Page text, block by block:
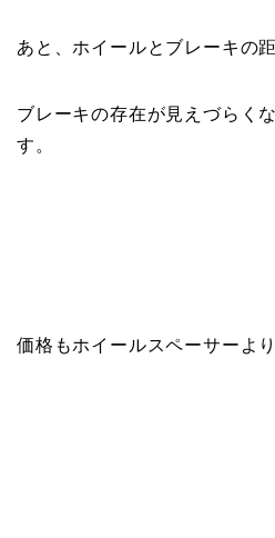
あと、ホイールとブレーキの
ブレーキの存在が見えづらく
す。
価格もホイールスペーサーよ